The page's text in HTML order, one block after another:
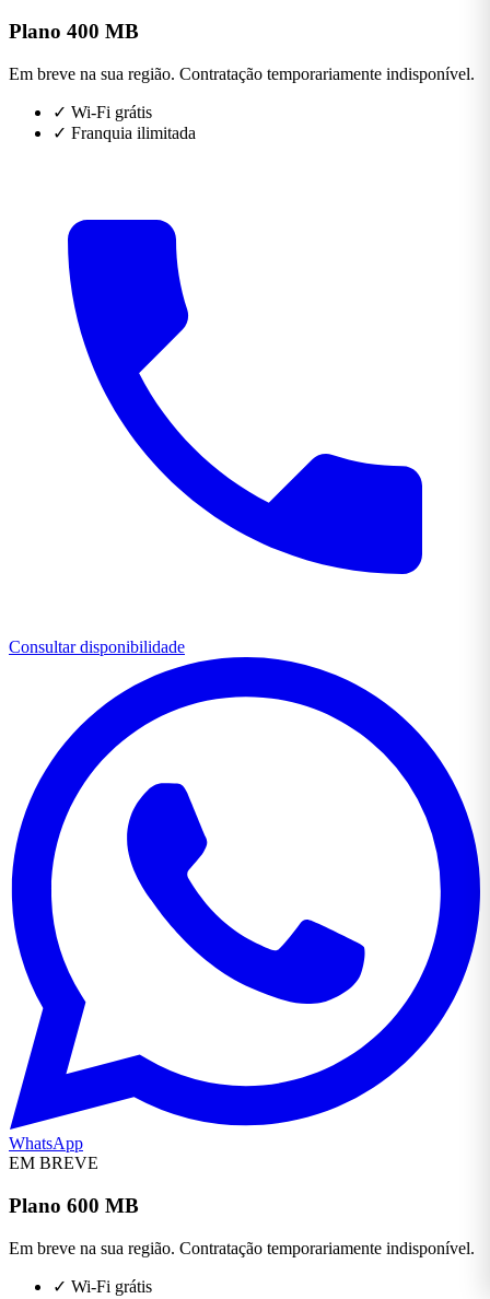
Plano 400 MB
Em breve na sua região. Contratação temporariamente indisponível.
✓ Wi-Fi grátis
✓ Franquia ilimitada
Consultar disponibilidade
WhatsApp
EM BREVE
Plano 600 MB
Em breve na sua região. Contratação temporariamente indisponível.
✓ Wi-Fi grátis